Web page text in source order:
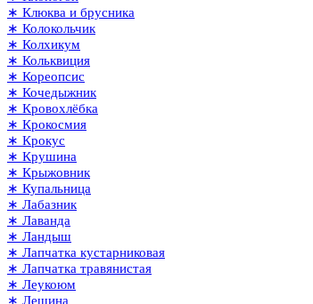
∗ Клюква и брусника
∗ Колокольчик
∗ Колхикум
∗ Кольквиция
∗ Кореопсис
∗ Кочедыжник
∗ Кровохлёбка
∗ Крокосмия
∗ Крокус
∗ Крушина
∗ Крыжовник
∗ Купальница
∗ Лабазник
∗ Лаванда
∗ Ландыш
∗ Лапчатка кустарниковая
∗ Лапчатка травянистая
∗ Леукоюм
∗ Лещина